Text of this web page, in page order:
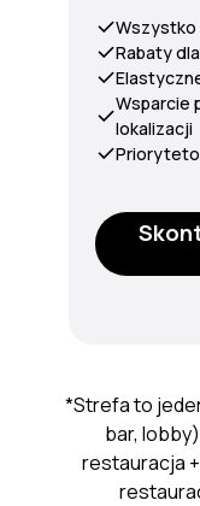
*Strefa to
bar,
restauracja
Wszystko
Rabaty
Wsparcie
lokalizacji